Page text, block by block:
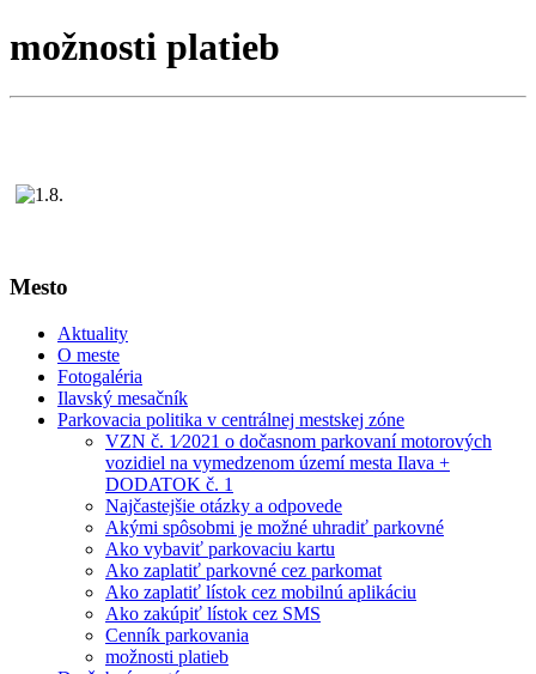
možnosti platieb
Mesto
Aktuality
O meste
Fotogaléria
Ilavský mesačník
Parkovacia politika v centrálnej mestskej zóne
VZN č. 1⁄2021 o dočasnom parkovaní motorových
vozidiel na vymedzenom území mesta Ilava +
DODATOK č. 1
Najčastejšie otázky a odpovede
Akými spôsobmi je možné uhradiť parkovné
Ako vybaviť parkovaciu kartu
Ako zaplatiť parkovné cez parkomat
Ako zaplatiť lístok cez mobilnú aplikáciu
Ako zakúpiť lístok cez SMS
Cenník parkovania
možnosti platieb